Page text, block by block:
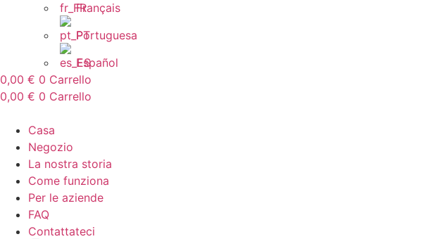
Français
Portuguesa
Español
0,00 € 0 Carrello
0,00 € 0 Carrello
Casa
Negozio
La nostra storia
Come funziona
Per le aziende
FAQ
Contattateci